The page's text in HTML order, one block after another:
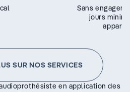
Sans
jours
SUR NOS SERVICES
en application des